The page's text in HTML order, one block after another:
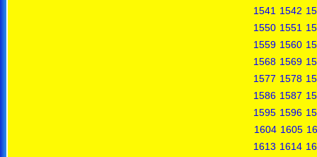
1541 1542
1550 1551
1559 1560
1568 1569
1577 1578
1586 1587
1595 1596
1604 1605
1613 1614